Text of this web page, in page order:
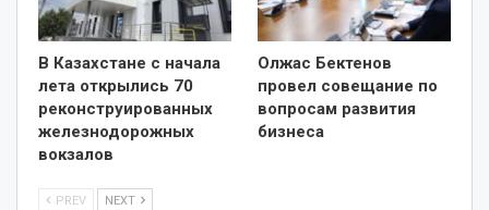
В Казахстане с начала
лета открылись 70
реконструированных
железнодорожных
вокзалов
Олжас Бектенов
провел совещание по
вопросам развития
бизнеса
PREV NEXT